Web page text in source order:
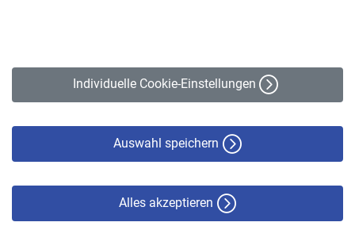
Individuelle Cookie-Einstellungen
Auswahl speichern
Alles akzeptieren
Erklärung zur Barrierefreiheit
© VBL 2026